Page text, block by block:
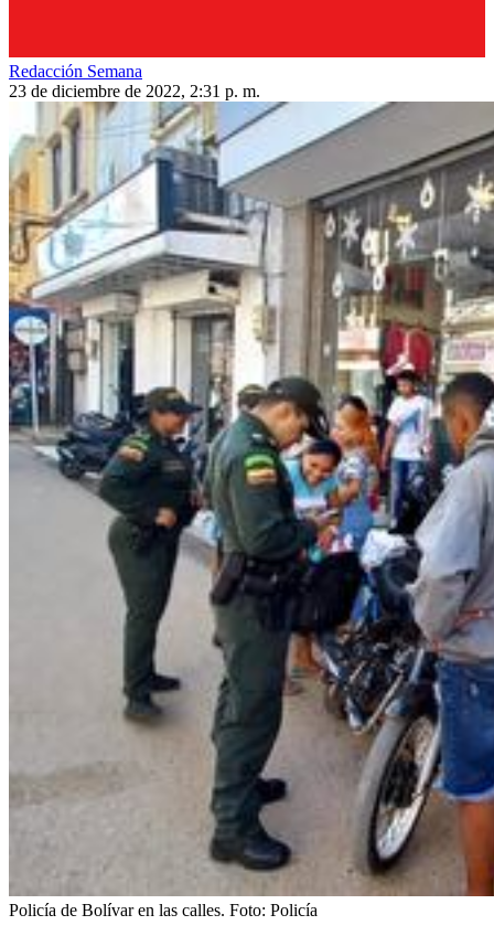
Redacción Semana
23 de diciembre de 2022, 2:31 p. m.
Policía de Bolívar en las calles. Foto: Policía